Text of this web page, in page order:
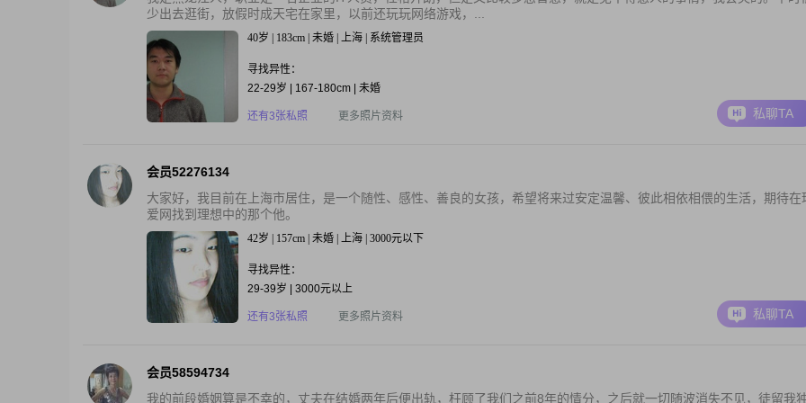
少出去逛街，放假时成天宅在家里，以前还玩玩网络游戏，...
40岁 | 183cm | 未婚 | 上海 | 系统管理员
寻找异性：
22-29岁 | 167-180cm | 未婚
还有3张私照 更多照片资料 私聊TA
会员52276134
大家好，我目前在上海市居住，是一个随性、感性、善良的女孩，希望将来过安定温馨、彼此相依相偎的生活，期待在
爱网找到理想中的那个他。
42岁 | 157cm | 未婚 | 上海 | 3000元以下
寻找异性：
29-39岁 | 3000元以上
还有3张私照 更多照片资料 私聊TA
会员58594734
我的前段婚姻算是不幸的，丈夫在结婚两年后便出轨，枉顾了我们之前8年的情分，之后就一切随波消失不见，徒留我